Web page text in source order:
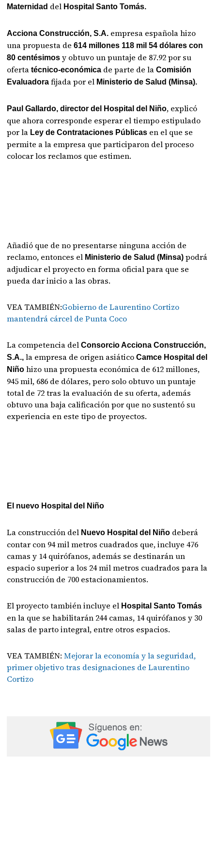
Maternidad del Hospital Santo Tomás.
Acciona Construcción, S.A. empresa española hizo
una propuesta de 614 millones 118 mil 54 dólares con
80 centésimos y obtuvo un puntaje de 87.92 por su
ofertatécnico-económica de parte de laComisión
Evaluadorafijada por el Ministerio de Salud (Minsa).
Paul Gallardo, director del Hospital del Niño, explicó
que ahora corresponde esperar el tiempo estipulado
por la Ley de Contrataciones Públicas en el que se
permite a la empresa que participaron del proceso
colocar los reclamos que estimen.
Añadió que de no presentarse ninguna acción de
reclamo, entonces el Ministerio de Salud (Minsa) podrá
adjudicar el proyecto en forma oficial para que se
pueda dar inicio a las obras.
VEA TAMBIÉN:Gobierno de Laurentino Cortizo
mantendrá cárcel de Punta Coco
La competencia delConsorcio Acciona Construcción,
S.A., la empresa de origen asiáticoCamce Hospital del
Niñohizo una propuesta económica de 612 millones,
945 mil, 686 de dólares, pero solo obtuvo un puntaje
total de 72 tras la evaluación de su oferta, además
obtuvo una baja calificación por que no sustentó su
experiencia en este tipo de proyectos.
El nuevo Hospital del Niño
La construcción del Nuevo Hospital del Niño deberá
contar con 94 mil metros cuadrados que, incluye 476
camas y 14 quirófanos, además se destinarán un
espacio superior a los 24 mil metros cuadrados para la
construcción de 700 estacionamientos.
El proyecto también incluye el Hospital Santo Tomás
en la que se habilitarán 244 camas, 14 quirófanos y 30
salas de parto integral, entre otros espacios.
VEA TAMBIÉN:Mejorar la economía y la seguridad,
primer objetivo tras designaciones de Laurentino
Cortizo